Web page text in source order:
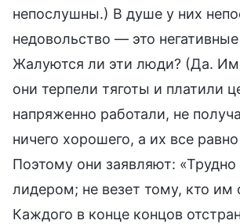
непослушны.) В душе у них
недовольство — это
Жалуются ли эти люди? (Да. Им
они терпели тяготы и платили
напряженно работали, не
ничего хорошего, а их все
Поэтому они заявляют:
лидером; не везет тому, кто им
Каждого в конце концов